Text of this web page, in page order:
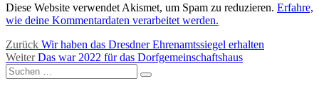
Diese Website verwendet Akismet, um Spam zu reduzieren. Erfahre,
wie deine Kommentardaten verarbeitet werden.
Beitragsnavigation
Zurück Vorheriger
Beitrag:
Wir haben das Dresdner Ehrenamtssiegel erhalten
Weiter Nächster
Beitrag:
Das war 2022 für das Dorfgemeinschaftshaus
Suchen
nach:
Suchen